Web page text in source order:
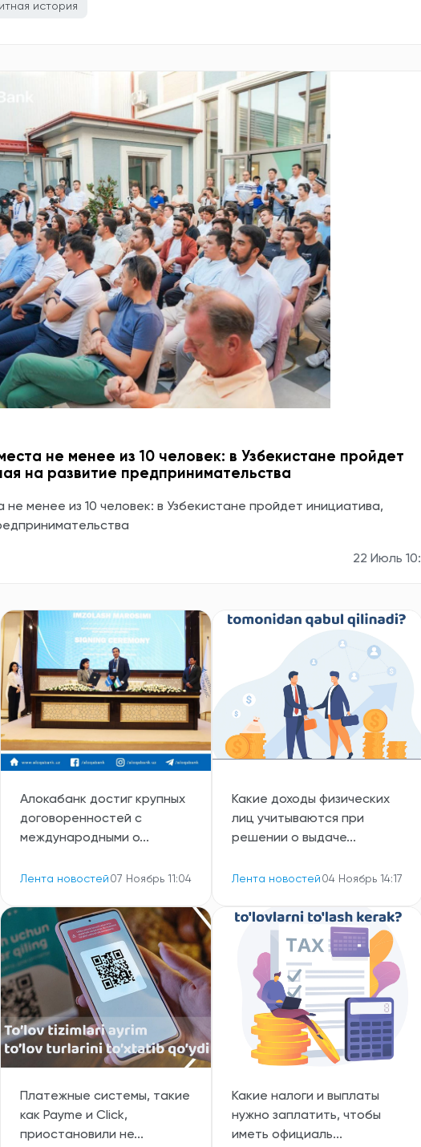
история
не менее из 10 человек: в Узбекистане пройдет
на развитие предпринимательства
менее из 10 человек: в Узбекистане пройдет инициатива,
22 Июль
️Алокабанк достиг крупных
договоренностей с
международными о...
Лента новостей 07 Ноябрь 11:04
Какие доходы физических
лиц учитываются при
решении о выдаче...
Лента новостей 04 Ноябрь 14:17
Платежные системы, такие
как Payme и Click,
приостановили не...
Какие налоги и выплаты
нужно заплатить, чтобы
иметь официаль...